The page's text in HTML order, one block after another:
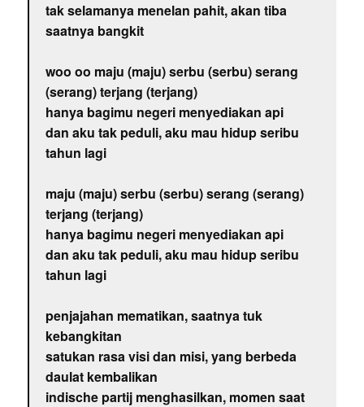
tak selamanya menelan pahit, akan tiba
saatnya bangkit
woo oo maju (maju) serbu (serbu) serang
(serang) terjang (terjang)
hanya bagimu negeri menyediakan api
dan aku tak peduli, aku mau hidup seribu
tahun lagi
maju (maju) serbu (serbu) serang (serang)
terjang (terjang)
hanya bagimu negeri menyediakan api
dan aku tak peduli, aku mau hidup seribu
tahun lagi
penjajahan mematikan, saatnya tuk
kebangkitan
satukan rasa visi dan misi, yang berbeda
daulat kembalikan
indische partij menghasilkan, momen saat